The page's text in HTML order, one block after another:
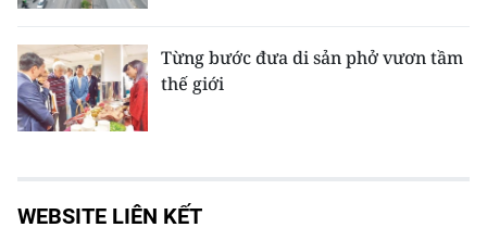
Từng bước đưa di sản phở vươn tầm
thế giới
WEBSITE LIÊN KẾT